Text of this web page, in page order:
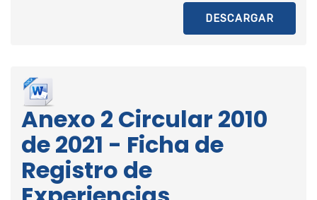
DESCARGAR
Anexo 2 Circular 2010
de 2021 - Ficha de
Registro de